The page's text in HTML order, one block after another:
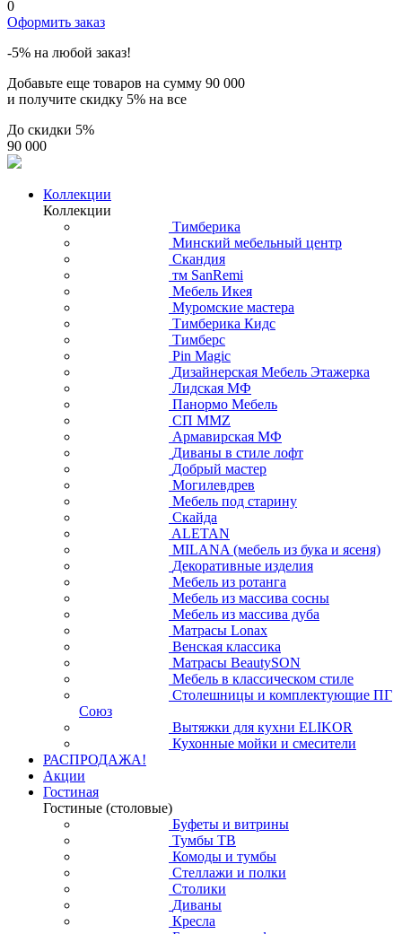
0
Оформить заказ
-5% на любой заказ!
Добавьте еще товаров на сумму 90 000
и получите скидку 5% на все
До скидки 5%
90 000
Коллекции
Коллекции
Тимберика
Минский мебельный центр
Скандия
тм SanRemi
Мебель Икея
Муромские мастера
Тимберика Кидс
Тимберс
Pin Magic
Дизайнерская Мебель Этажерка
Лидская МФ
Панормо Мебель
СП ММZ
Армавирская МФ
Диваны в стиле лофт
Добрый мастер
Могилевдрев
Мебель под старину
Скайда
ALETAN
MILANA (мебель из бука и ясеня)
Декоративные изделия
Мебель из ротанга
Мебель из массива сосны
Мебель из массива дуба
Матрасы Lonax
Венская классика
Матрасы BeautySON
Мебель в классическом стиле
Столешницы и комплектующие ПГ
Союз
Вытяжки для кухни ELIKOR
Кухонные мойки и смесители
РАСПРОДАЖА!
Акции
Гостиная
Гостиные (столовые)
Буфеты и витрины
Тумбы ТВ
Комоды и тумбы
Стеллажи и полки
Столики
Диваны
Кресла